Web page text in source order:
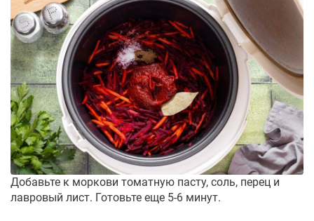
Добавьте к моркови томатную пасту, соль, перец и
лавровый лист. Готовьте еще 5-6 минут.